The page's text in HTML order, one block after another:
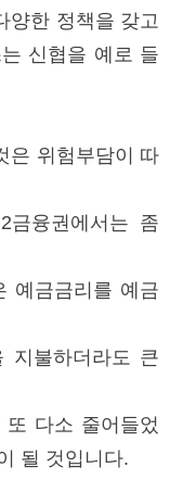
양한 정책을 갖고
신협을 예로 들
은 위험부담이 따
금융권에서는 좀
예금금리를 예금
지불하더라도 큰
다소 줄어들었
될 것입니다.